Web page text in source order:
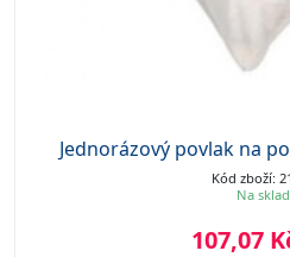
Jednorázový povlak na
Kód zboží:
Na
107,07